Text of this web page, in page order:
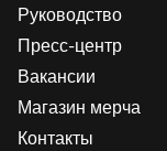
Руководство
Пресс-центр
Вакансии
Магазин мерча
Контакты